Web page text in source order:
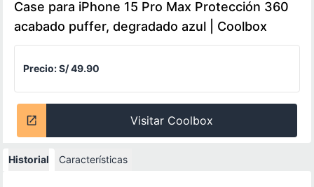
Case para iPhone 15 Pro Max Protección 360
acabado puffer, degradado azul | Coolbox
Precio:S/ 49.90
Visitar Coolbox
Historial Características